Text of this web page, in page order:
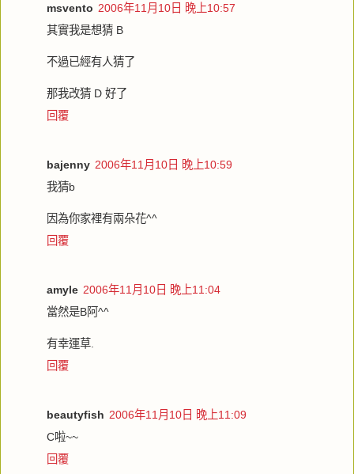
msvento 2006年11月10日 晚上10:57
其實我是想猜 B
不過已經有人猜了
那我改猜 D 好了
回覆
bajenny 2006年11月10日 晚上10:59
我猜b
因為你家裡有兩朵花^^
回覆
amyle 2006年11月10日 晚上11:04
當然是B阿^^
有幸運草.
回覆
beautyfish 2006年11月10日 晚上11:09
C啦~~
回覆